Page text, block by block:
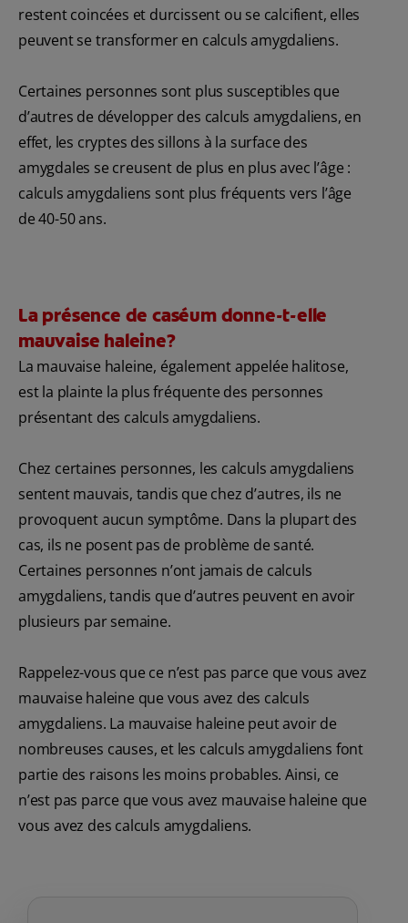
restent coincées et durcissent ou se calcifient, elles
peuvent se transformer en calculs amygdaliens.
Certaines personnes sont plus susceptibles que
d’autres de développer des calculs amygdaliens, en
effet, les cryptes des sillons à la surface des
amygdales se creusent de plus en plus avec l’âge :
calculs amygdaliens sont plus fréquents vers l’âge
de 40-50 ans.
La présence de caséum donne-t-elle
mauvaise haleine?
La mauvaise haleine, également appelée halitose,
est la plainte la plus fréquente des personnes
présentant des calculs amygdaliens.
Chez certaines personnes, les calculs amygdaliens
sentent mauvais, tandis que chez d’autres, ils ne
provoquent aucun symptôme. Dans la plupart des
cas, ils ne posent pas de problème de santé.
Certaines personnes n’ont jamais de calculs
amygdaliens, tandis que d’autres peuvent en avoir
plusieurs par semaine.
Rappelez-vous que ce n’est pas parce que vous avez
mauvaise haleine que vous avez des calculs
amygdaliens. La mauvaise haleine peut avoir de
nombreuses causes, et les calculs amygdaliens font
partie des raisons les moins probables. Ainsi, ce
n’est pas parce que vous avez mauvaise haleine que
vous avez des calculs amygdaliens.